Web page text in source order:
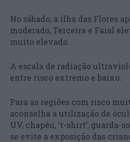
No sábado, a ilha das Flores
moderado, Terceira e Faial
muito elevado.
A escala de radiação
entre risco extremo e baixo.
Para as regiões com risco
aconselha a utilização de
UV, chapéu, ‘t-shirt’, guarda-
se evite a exposição das